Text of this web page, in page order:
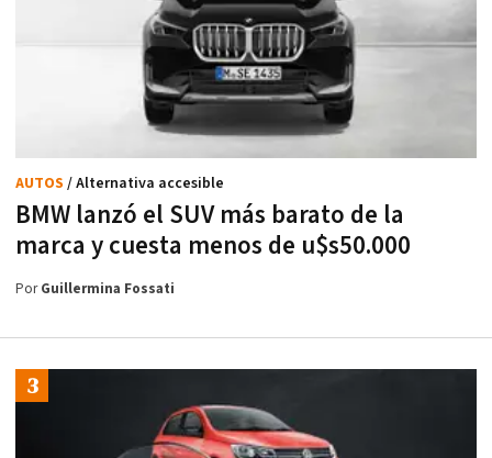
BMW lanzó el SUV más barato de la
marca y cuesta menos de u$s50.000
AUTOS / Alternativa accesible
PorGuillermina Fossati